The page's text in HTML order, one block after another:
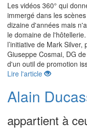
Les vidéos 360° qui
immergé dans les
dizaine d'années mais
le domaine de
l’initiative de Mark
Giuseppe Cosmai, DG
d'un outil de promotion
Lire l'article
Alain
appartient à